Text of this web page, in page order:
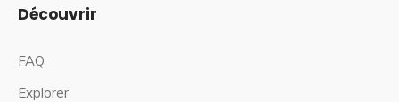
Découvrir
FAQ
Explorer